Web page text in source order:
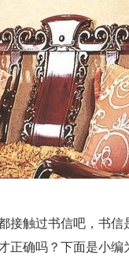
接触过书信吧，书
正确吗？下面是小